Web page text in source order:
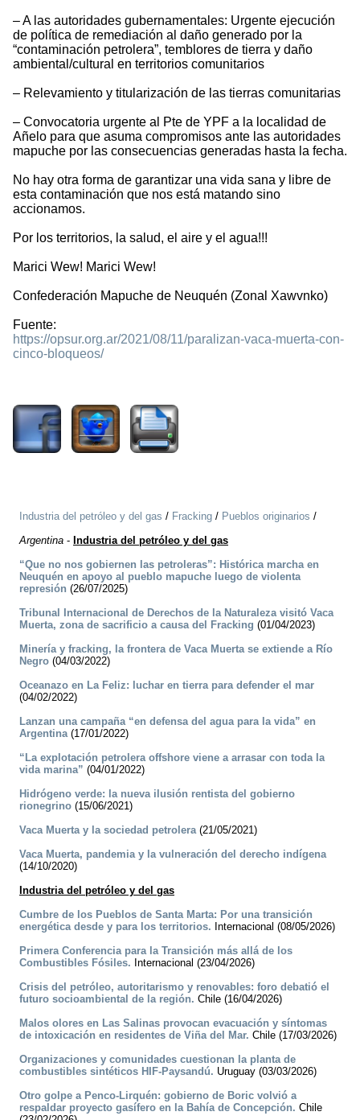
– A las autoridades gubernamentales: Urgente ejecución
de política de remediación al daño generado por la
“contaminación petrolera”, temblores de tierra y daño
ambiental/cultural en territorios comunitarios
– Relevamiento y titularización de las tierras comunitarias
– Convocatoria urgente al Pte de YPF a la localidad de
Añelo para que asuma compromisos ante las autoridades
mapuche por las consecuencias generadas hasta la fecha.
No hay otra forma de garantizar una vida sana y libre de
esta contaminación que nos está matando sino
accionamos.
Por los territorios, la salud, el aire y el agua!!!
Marici Wew! Marici Wew!
Confederación Mapuche de Neuquén (Zonal Xawvnko)
Fuente:
https://opsur.org.ar/2021/08/11/paralizan-vaca-muerta-con-
cinco-bloqueos/
Industria del petróleo y del gas / Fracking / Pueblos originarios /
Argentina - Industria del petróleo y del gas
“Que no nos gobiernen las petroleras”: Histórica marcha en
Neuquén en apoyo al pueblo mapuche luego de violenta
represión (26/07/2025)
Tribunal Internacional de Derechos de la Naturaleza visitó Vaca
Muerta, zona de sacrificio a causa del Fracking (01/04/2023)
Minería y fracking, la frontera de Vaca Muerta se extiende a Río
Negro (04/03/2022)
Oceanazo en La Feliz: luchar en tierra para defender el mar
(04/02/2022)
Lanzan una campaña “en defensa del agua para la vida” en
Argentina(17/01/2022)
“La explotación petrolera offshore viene a arrasar con toda la
vida marina” (04/01/2022)
Hidrógeno verde: la nueva ilusión rentista del gobierno
rionegrino (15/06/2021)
Vaca Muerta y la sociedad petrolera(21/05/2021)
Vaca Muerta, pandemia y la vulneración del derecho indígena
(14/10/2020)
Industria del petróleo y del gas
Cumbre de los Pueblos de Santa Marta: Por una transición
energética desde y para los territorios. Internacional (08/05/2026)
Primera Conferencia para la Transición más allá de los
Combustibles Fósiles. Internacional (23/04/2026)
Crisis del petróleo, autoritarismo y renovables: foro debatió el
futuro socioambiental de la región. Chile (16/04/2026)
Malos olores en Las Salinas provocan evacuación y síntomas
de intoxicación en residentes de Viña del Mar. Chile (17/03/2026)
Organizaciones y comunidades cuestionan la planta de
combustibles sintéticos HIF-Paysandú. Uruguay (03/03/2026)
Otro golpe a Penco-Lirquén: gobierno de Boric volvió a
respaldar proyecto gasífero en la Bahía de Concepción. Chile